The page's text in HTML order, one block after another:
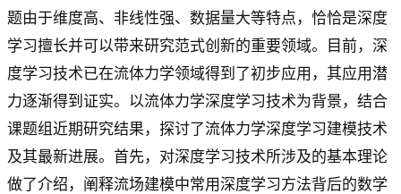
题由于维度高、非线性强、数据量大等特点，恰恰是深度
学习擅长并可以带来研究范式创新的重要领域。目前，深
度学习技术已在流体力学领域得到了初步应用，其应用潜
力逐渐得到证实。以流体力学深度学习技术为背景，结合
课题组近期研究结果，探讨了流体力学深度学习建模技术
及其最新进展。首先，对深度学习技术所涉及的基本理论
做了介绍，阐释流场建模中常用深度学习方法背后的数学